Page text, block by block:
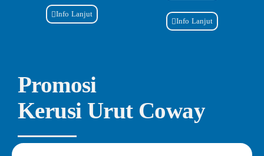
Info Lanjut
Info Lanjut
Promosi
Kerusi Urut Coway